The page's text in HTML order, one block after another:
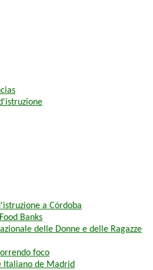
a Córdoba
Banks
delle Donne e delle Ragazze
foco
Italiano de Madrid